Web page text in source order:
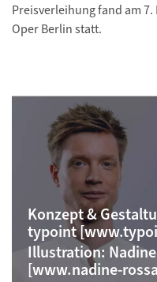
Preisverleihung fand am
Oper Berlin statt.
Konzept &
typoint
Illustration:
[www.nadine-